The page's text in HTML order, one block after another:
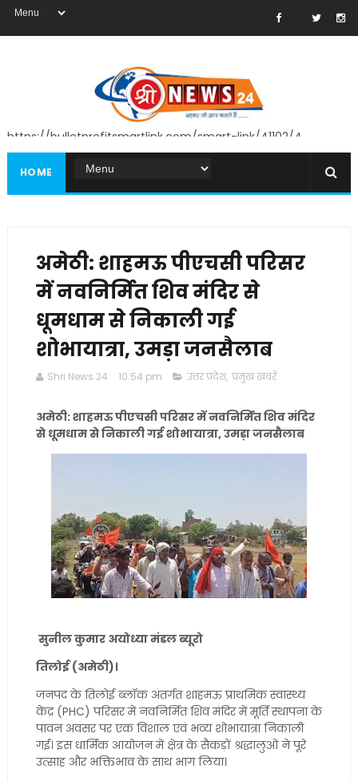
https://bulletprofitsmartlink.com/smart-link/41102/4
HOME
अमेठी: शाहमऊ पीएचसी परिसर
में नवनिर्मित शिव मंदिर से
धूमधाम से निकाली गई
शोभायात्रा, उमड़ा जनसैलाब
Shri News 24 10:54 pm उत्तर प्रदेश, प्रमुख खबरें
अमेठी: शाहमऊ पीएचसी परिसर में नवनिर्मित शिव मंदिर
से धूमधाम से निकाली गई शोभायात्रा, उमड़ा जनसैलाब
सुनील कुमार अयोध्या मंडल ब्यूरो
तिलोई (अमेठी)।
जनपद के तिलोई ब्लॉक अंतर्गत शाहमऊ प्राथमिक स्वास्थ्य
केंद्र (PHC) परिसर में नवनिर्मित शिव मंदिर में मूर्ति स्थापना के
पावन अवसर पर एक विशाल एवं भव्य शोभायात्रा निकाली
गई। इस धार्मिक आयोजन में क्षेत्र के सैकड़ों श्रद्धालुओं ने पूरे
उत्साह और भक्तिभाव के साथ भाग लिया।